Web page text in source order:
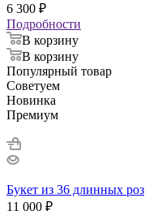
6 300 ₽
Подробности
В корзину
В корзину
Популярный товар
Советуем
Новинка
Премиум
Букет из 36 длинных роз
11 000 ₽